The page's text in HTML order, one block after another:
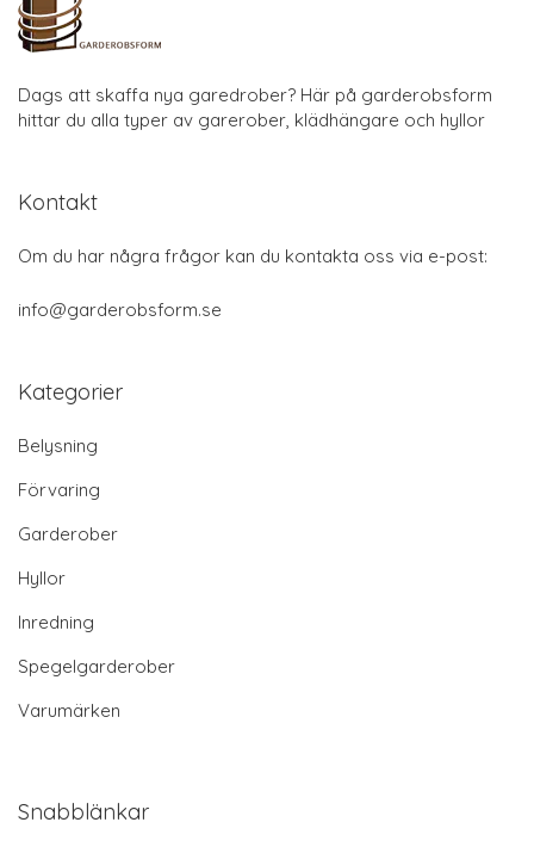
Dags att skaffa nya garedrober? Här på garderobsform
hittar du alla typer av garerober, klädhängare och hyllor
Kontakt
Om du har några frågor kan du kontakta oss via e-post:
info@garderobsform.se
Kategorier
Belysning
Förvaring
Garderober
Hyllor
Inredning
Spegelgarderober
Varumärken
Snabblänkar